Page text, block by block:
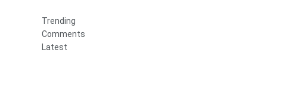
Trending
Comments
Latest